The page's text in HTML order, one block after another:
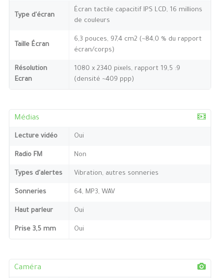
Type d'écran
Écran tactile capacitif IPS LCD, 16 millions
de couleurs
Taille Écran
6,3 pouces, 97,4 cm2 (~84,0 % du rapport
écran/corps)
Résolution
Ecran
1080 x 2340 pixels, rapport 19,5 :9
(densité ~409 ppp)
Médias
Lecture vidéo Oui
Radio FM Non
Types d'alertes Vibration, autres sonneries
Sonneries 64, MP3, WAV
Haut parleur Oui
Prise 3,5 mm Oui
Caméra